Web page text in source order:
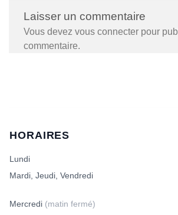
Laisser un commentaire
Vous devez vous connecter pour
commentaire.
HORAIRES
Lundi
Mardi, Jeudi, Vendredi
Mercredi (matin fermé)